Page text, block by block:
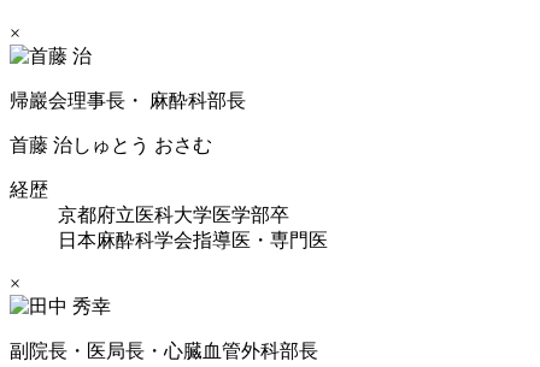
×
帰巖会理事長・ 麻酔科部長
首藤 治しゅとう おさむ
経歴
京都府立医科大学医学部卒
日本麻酔科学会指導医・専門医
×
副院長・医局長・心臓血管外科部長